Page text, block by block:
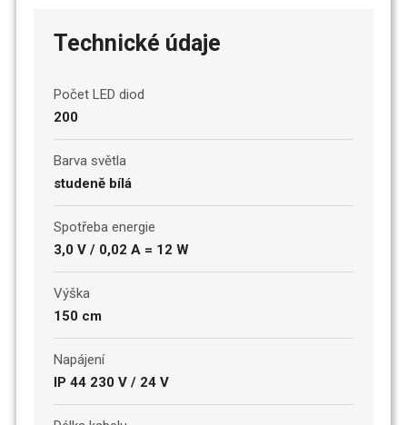
Technické údaje
Počet LED diod
200
Barva světla
studeně bílá
Spotřeba energie
3,0 V / 0,02 A = 12 W
Výška
150 cm
Napájení
IP 44 230 V / 24 V